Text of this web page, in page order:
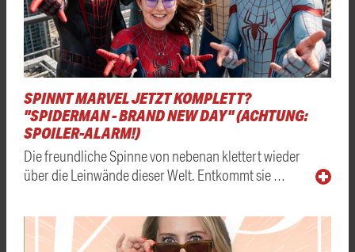
SPINNT MARVEL JETZT KOMPLETT?
"SPIDERMAN - BRAND NEW DAY" (ACHTUNG:
SPOILER-ALARM!)
Die freundliche Spinne von nebenan klettert wieder
über die Leinwände dieser Welt. Entkommt sie …